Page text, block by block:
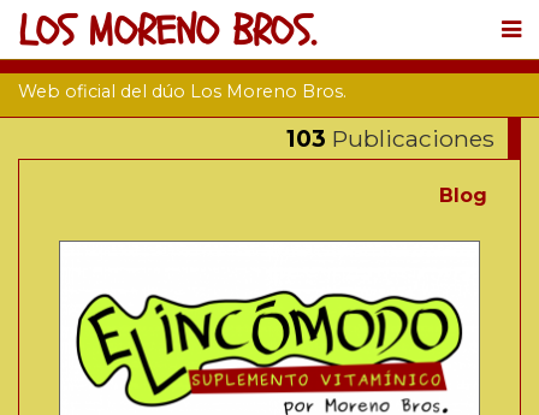
LOS MORENO BROS.
Web oficial del dúo Los Moreno Bros.
103 Publicaciones
Blog